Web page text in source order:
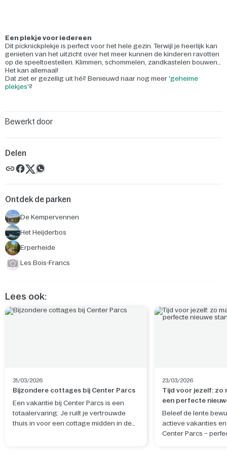
Een plekje voor iedereen
Dit picknickplekje is perfect voor het hele gezin. Terwijl je heerlijk kan
genieten van het uitzicht over het meer kunnen de kinderen ravotten
op de speeltoestellen. Klimmen, schommelen, zandkastelen bouwen…
Het kan allemaal!
Dat ziet er gezellig uit hé? Benieuwd naar nog meer 'geheime
plekjes'?
Bewerkt door
Ontdek de parken
De Kempervennen
Het Heijderbos
Erperheide
Les Bois-Francs
Delen
Lees ook:
31/03/2026
Bijzondere cottages bij Center Parcs
Een vakantie bij Center Parcs is een
totaalervaring. Je ruilt je vertrouwde
thuis in voor een cottage midden in de
23/03/2026
Tijd voor jezelf: zo
een perfecte
Beleef de lente
actieve vakanties
Center Parcs –